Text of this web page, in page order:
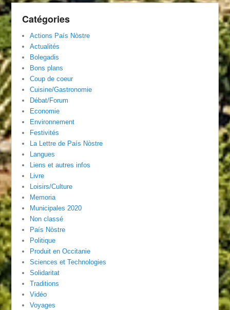
Catégories
Actions País Nòstre
Actualités
Bolegadis
Bons plans
Coup de coeur
Cuisine/Gastronomie
Débat/Forum
Economie
Environnement
Festivités
La Lettre de País Nòstre
Langues
Liens et autres infos
Livre
Loisirs/Culture
Memoria
Municipales 2020
Non classé
País Nòstre
Politique
Produit en Occitanie
Sciences et Technologies
Solidaritat
Traditions
Vidéo
Voyages